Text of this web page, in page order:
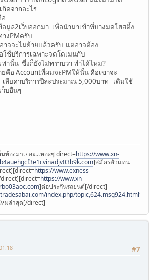
กิดจากอะไร
อมูล2เว็บออกมา เพื่อนำมาเข้าที่บางมดโฮสติ้ง
างPMครับ
าจจะไม่ย้ายแล้วครับ แต่อาจต้อง
ช้บริการเฉพาะจดโดเมนกับ
านั้น ซึ่งก็ยังไม่ทราบว่า ทำได้ไหม?
คือ Accountที่ผมจะPMให้นั้น คือเขาจะ
สียค่าบริการปีละประมาณ 5,000บาท เดิมใช้
ว็บอื่นๆ
ท้องมาเยอะ..เหอะๆ[direct=https://www.xn-
]สมัครตัวแทน
https://www.exness-
https://www.xn-
]ต่อประกันรถยนต์[/direct]
index.php/
ม่ล่าสุด[/direct]
#7